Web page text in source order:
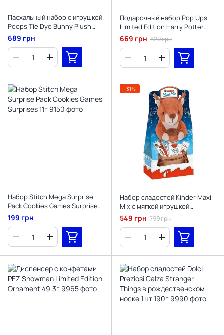
Пасхальный набор с игрушкой
Peeps Tie Dye Bunny Plush
Toy 42г
689 грн
Подарочный набор Pop Ups
Limited Edition Harry Potter
80г
669 грн 829 грн
Набор Stitch Mega Surprise
Pack Cookies Games Surprises
11г
199 грн
−31%
Набор сладостей Kinder Maxi
Mix с мягкой игрушкой
Белочка 133г
549 грн 799 грн